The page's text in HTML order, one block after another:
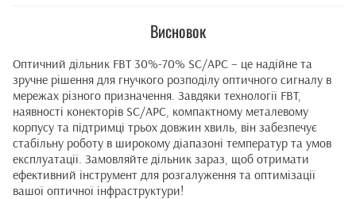
Висновок
Оптичний дільник FBT 30%-70% SC/APC – це надійне та
зручне рішення для гнучкого розподілу оптичного сигналу в
мережах різного призначення. Завдяки технології FBT,
наявності конекторів SC/APC, компактному металевому
корпусу та підтримці трьох довжин хвиль, він забезпечує
стабільну роботу в широкому діапазоні температур та умов
експлуатації. Замовляйте дільник зараз, щоб отримати
ефективний інструмент для розгалуження та оптимізації
вашої оптичної інфраструктури!